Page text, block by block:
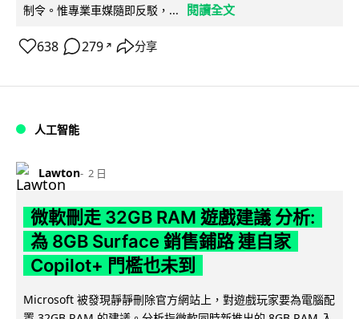
制令。惟專業車媒隨即反駁，...
閱讀全文
638 279 ↗ 分享
人工智能
Lawton 2 日
微軟刪走 32GB RAM 遊戲建議 分析:
為 8GB Surface 銷售鋪路 連自家
Copilot+ 門檻也未到
Microsoft 被發現靜靜刪除官方網站上，對遊戲玩家要為電腦配